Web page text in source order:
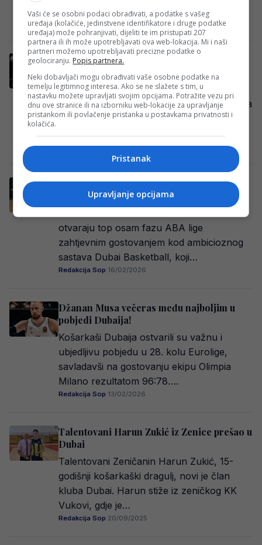
Ujedinjenih Arapskih…
Redakcija Sop·27/02/2026
Sarajevska Bosna poražena od Dubaija,
Musa i Kamenjaš odigrali odlično
Košarkaši KK Bosna BH Telecom poraženi
su na otvaranju Top 8 faze ABA League na
gostovanju kod Dubai Basketball
rezultatom…
Redakcija Sop·16/02/2026
Sarajevska Bosna večeras protiv Muse i
društva, osiguran TV prijenos
otvaraju top osam fazu ABA lige
zahtjevnim gostovanjem kod ambicioznog
sastava Dubai Basketball, koji…
Redakcija Sop·16/02/2026
Džanan Musa večeras među najboljim u
pobjedi Dubaija!
Košarkaši Dubaija ostvarili su važnu i
ubjedljivu pobjedu u 28. kolu Eurolige,
savladavši na gostovanju ekipu Olimpia
Milano rezultatom 96:78….
Redakcija Sop·13/02/2026
Talentovani Harun Zukić iz Zenice prešao u
Dubai
Talentovani Zeničanin Harun Zukić, 15-
godišnji košarkaški dragulj, novi je član
kluba Dubai. Harun stiže iz zeničkog KK
Vukovi, gdje je…
Redakcija Sop·20/09/2025
Vaši će se osobni podaci obrađivati, a podatke s vašeg
uređaja (kolačiće, jedinstvene identifikatore i druge podatke
uređaja) može pohranjivati, dijeliti te im pristupati 207
partnera ili ih može upotrebljavati ova web-lokacija. Mi i naši
partneri možemo upotrebljavati precizne podatke o
geolociranju. Popis partnera.
Neki dobavljači mogu obrađivati vaše osobne podatke na
temelju legitimnog interesa. Ako se ne slažete s tim, u
nastavku možete upravljati svojim opcijama. Potražite vezu pri
dnu ove stranice ili na izborniku web-lokacije za upravljanje
pristankom ili povlačenje pristanka u postavkama privatnosti i
kolačića.
Pristanak
Upravljanje opcijama